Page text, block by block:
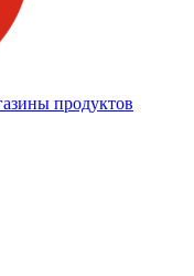
продуктов